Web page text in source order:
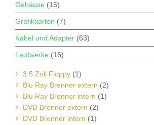
Gehäuse (15)
Grafikkarten (7)
Kabel und Adapter (63)
Laufwerke (16)
3.5 Zoll Floppy (1)
Blu Ray Brenner extern (2)
Blu Ray Brenner intern (1)
DVD Brenner extern (2)
DVD Brenner intern (1)